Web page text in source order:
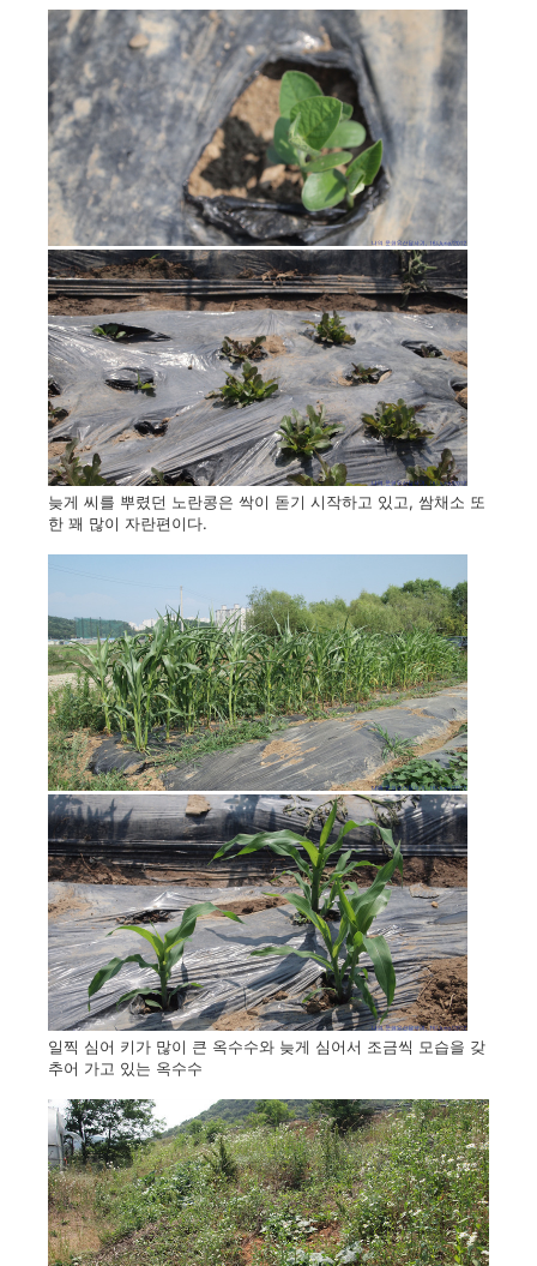
늦게 씨를 뿌렸던 노란콩은 싹이 돋기 시작하고 있고, 쌈채소 또
한 꽤 많이 자란편이다.
일찍 심어 키가 많이 큰 옥수수와 늦게 심어서 조금씩 모습을 갖
추어 가고 있는 옥수수